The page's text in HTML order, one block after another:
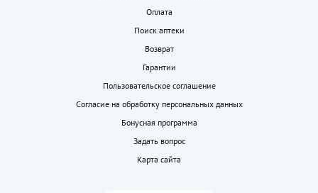
Оплата
Поиск аптеки
Возврат
Гарантии
Пользовательское соглашение
Согласие на обработку персональных данных
Бонусная программа
Задать вопрос
Карта сайта